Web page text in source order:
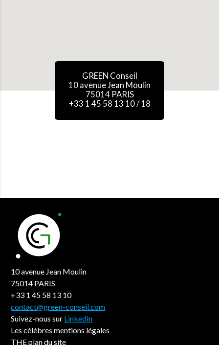
GREEN Conseil
10 avenue Jean Moulin
75014 PARIS
+33 1 45 58 13 10 / 18
10 avenue Jean Moulin
75014 PARIS
+33 1 45 58 13 10
contact@green-conseil.com
Suivez-nous sur Linkedin
Les célèbres mentions légales
THE plan du site